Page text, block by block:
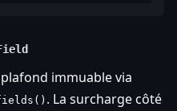
immuable via
. La surcharge côté